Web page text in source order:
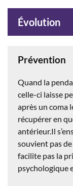
Évolution
Prévention
Quand la
celle-ci laisse
après un coma
récupérer en
antérieur.Il
souvient pas
facilite pas la
psychologique